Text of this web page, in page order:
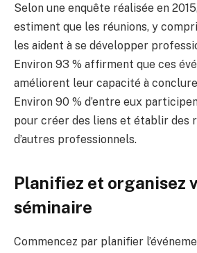
Selon une enquête réalisée en
estiment que les réunions, y
les aident à se développer
Environ 93 % affirment que ces
améliorent leur capacité à
Environ 90 % d’entre eux
pour créer des liens et établir des
d’autres professionnels.
Planifiez et organisez
séminaire
Commencez par planifier